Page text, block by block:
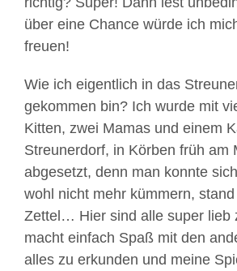
über eine Chance würde ich
freuen!
Wie ich eigentlich in das
gekommen bin? Ich wurde mit
Kitten, zwei Mamas und einem
Streunerdorf, in Körben früh am
abgesetzt, denn man konnte
wohl nicht mehr kümmern,
Zettel… Hier sind alle super lieb
macht einfach Spaß mit den
alles zu erkunden und meine